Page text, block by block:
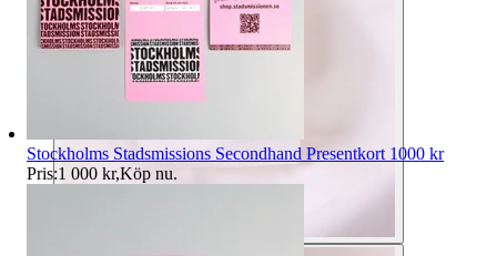
Stockholms Stadsmissions Secondhand Presentkort 1000 kr
Pris:1 000 kr,Köp nu.